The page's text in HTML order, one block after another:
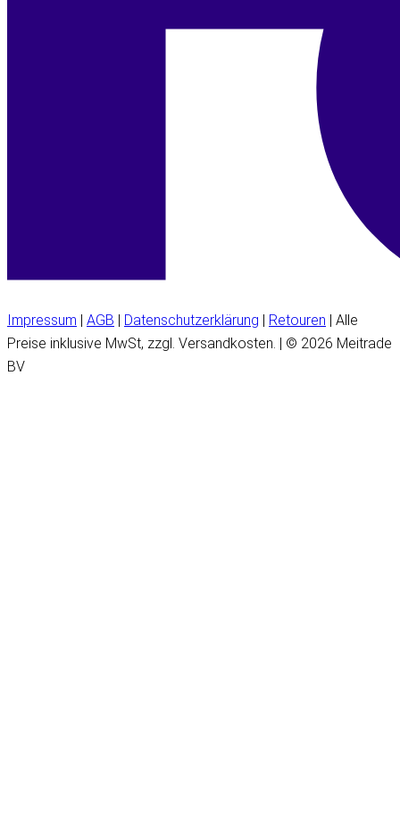
Impressum AGB Datenschutzerklärung Retouren | Alle
Preise inklusive MwSt, zzgl. Versandkosten. | © 2026 Meitrade
BV